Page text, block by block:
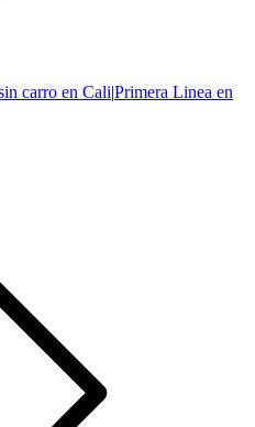
carro en Cali|Primera Linea en